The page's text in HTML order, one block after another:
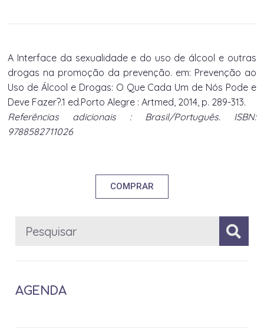
A Interface da sexualidade e do uso de álcool e outras
drogas na promoção da prevenção. em: Prevenção ao
Uso de Álcool e Drogas: O Que Cada Um de Nós Pode e
Deve Fazer?.1 ed.Porto Alegre : Artmed, 2014, p. 289-313.
Referências adicionais : Brasil/Português. ISBN:
9788582711026
COMPRAR
AGENDA